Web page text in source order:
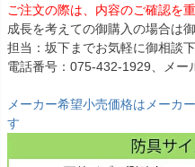
ご注文の際は、内容のご確認を
成長を考えての御購入の場合は
担当：坂下までお気軽に御相談下
電話番号：075-432-1929、メ
メーカー希望小売価格はメーカ
す